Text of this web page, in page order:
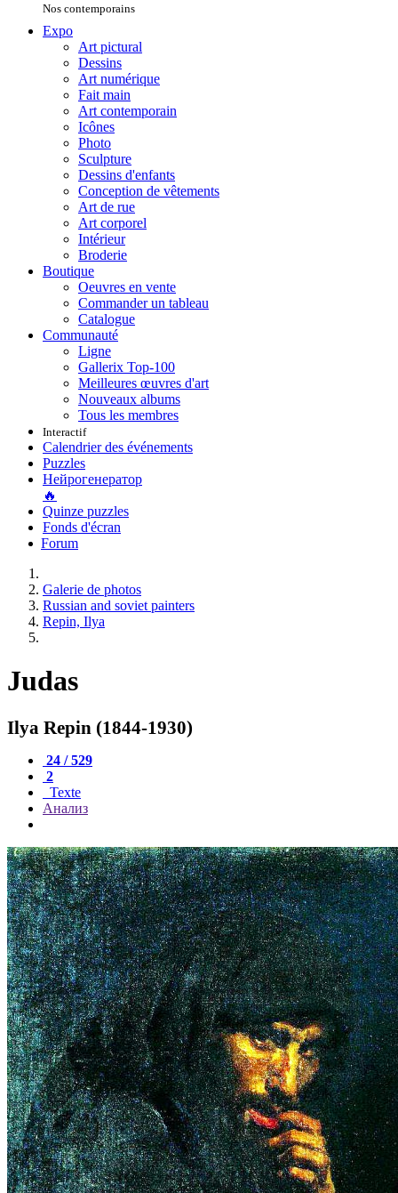
Nos contemporains
Expo
Art pictural
Dessins
Art numérique
Fait main
Art contemporain
Icônes
Photo
Sculpture
Dessins d'enfants
Conception de vêtements
Art de rue
Art corporel
Intérieur
Broderie
Boutique
Oeuvres en vente
Commander un tableau
Catalogue
Communauté
Ligne
Gallerix Top-100
Meilleures œuvres d'art
Nouveaux albums
Tous les membres
Interactif
Calendrier des événements
Puzzles
Нейрогенератор
🔥
Quinze puzzles
Fonds d'écran
Forum
Galerie de photos
Russian and soviet painters
Repin, Ilya
Judas
Ilya Repin (1844-1930)
24 / 529
2
Texte
Анализ